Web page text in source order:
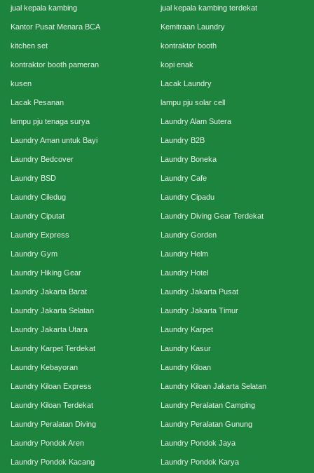
jual kepala kambing jual kepala kambing terdekat
Kantor Pusat Menara BCA Kemitraan Laundry
kitchen set kontraktor booth
kontraktor booth pameran kopi enak
kusen Lacak Laundry
Lacak Pesanan lampu pju solar cell
lampu pju tenaga surya Laundry Alam Sutera
Laundry Aman untuk Bayi Laundry B2B
Laundry Bedcover Laundry Boneka
Laundry BSD Laundry Cafe
Laundry Ciledug Laundry Cipadu
Laundry Ciputat Laundry Diving Gear Terdekat
Laundry Express Laundry Gorden
Laundry Gym Laundry Helm
Laundry Hiking Gear Laundry Hotel
Laundry Jakarta Barat Laundry Jakarta Pusat
Laundry Jakarta Selatan Laundry Jakarta Timur
Laundry Jakarta Utara Laundry Karpet
Laundry Karpet Terdekat Laundry Kasur
Laundry Kebayoran Laundry Kiloan
Laundry Kiloan Express Laundry Kiloan Jakarta Selatan
Laundry Kiloan Terdekat Laundry Peralatan Camping
Laundry Peralatan Diving Laundry Peralatan Gunung
Laundry Pondok Aren Laundry Pondok Jaya
Laundry Pondok Kacang Laundry Pondok Karya